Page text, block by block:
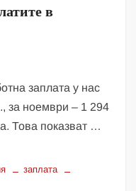
в
заплата у нас
за ноември – 1 294
Това показват …
заплата